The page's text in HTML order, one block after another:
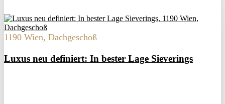
1190 Wien, Dachgeschoß
Luxus neu definiert: In bester Lage Sieverings